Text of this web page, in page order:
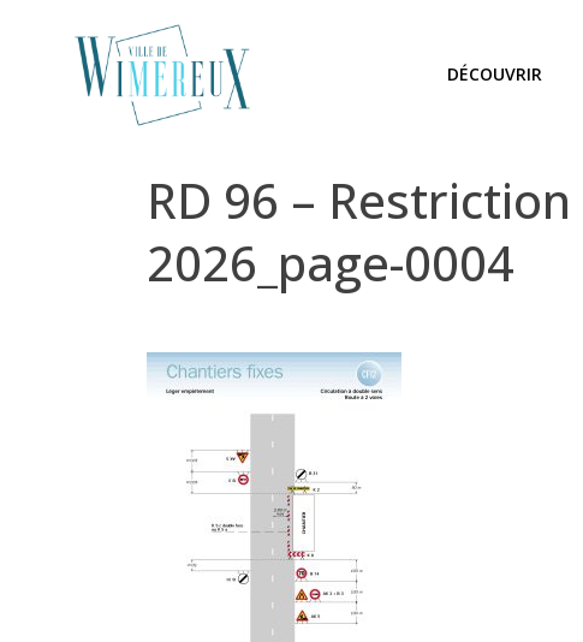
DÉCOUVRIR
RD 96 –
2026_page-0004